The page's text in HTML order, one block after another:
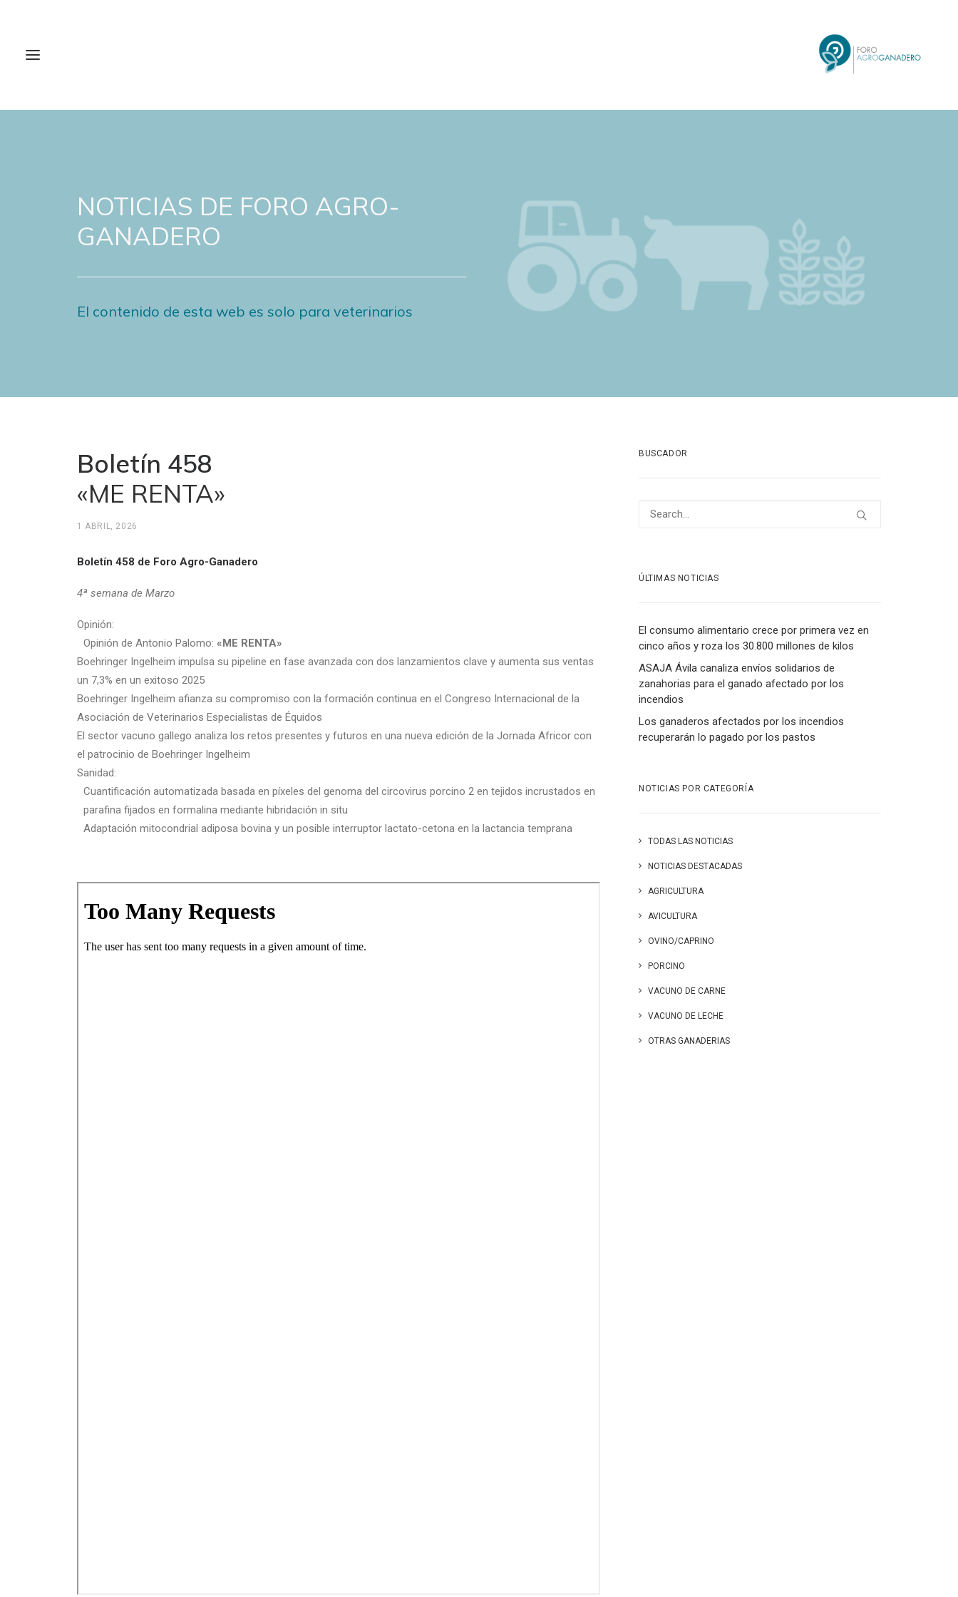
NOTICIAS DE FORO AGRO-
GANADERO
El contenido de esta web es solo para veterinarios
Boletín 458
«ME RENTA»
1 ABRIL, 2026
Boletín 458 de Foro Agro-Ganadero
4ª semana de Marzo
Opinión:
Opinión de Antonio Palomo: «ME RENTA»
Boehringer Ingelheim impulsa su pipeline en fase avanzada con dos lanzamientos clave y aumenta sus ventas
un 7,3% en un exitoso 2025
Boehringer Ingelheim afianza su compromiso con la formación continua en el Congreso Internacional de la
Asociación de Veterinarios Especialistas de Équidos
El sector vacuno gallego analiza los retos presentes y futuros en una nueva edición de la Jornada Africor con
el patrocinio de Boehringer Ingelheim
Sanidad:
Cuantificación automatizada basada en píxeles del genoma del circovirus porcino 2 en tejidos incrustados en
parafina fijados en formalina mediante hibridación in situ
Adaptación mitocondrial adiposa bovina y un posible interruptor lactato-cetona en la lactancia temprana
BUSCADOR
ÚLTIMAS NOTICIAS
El consumo alimentario crece por primera vez en
cinco años y roza los 30.800 millones de kilos
ASAJA Ávila canaliza envíos solidarios de
zanahorias para el ganado afectado por los
incendios
Los ganaderos afectados por los incendios
recuperarán lo pagado por los pastos
NOTICIAS POR CATEGORÍA
TODAS LAS NOTICIAS
NOTICIAS DESTACADAS
AGRICULTURA
AVICULTURA
OVINO/CAPRINO
PORCINO
VACUNO DE CARNE
VACUNO DE LECHE
OTRAS GANADERIAS